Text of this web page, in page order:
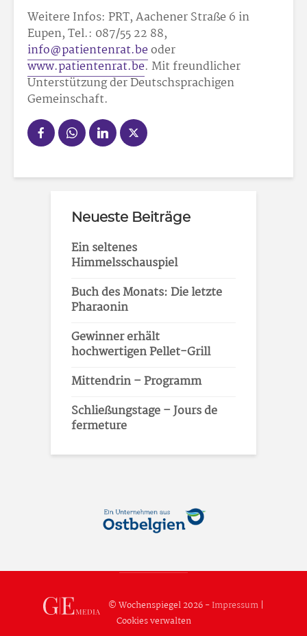
Weitere Infos: PRT, Aachener Straße 6 in
Eupen, Tel.: 087/55 22 88,
info@patientenrat.beoder
www.patientenrat.be. Mit freundlicher
Unterstützung der Deutschsprachigen
Gemeinschaft.
Neueste Beiträge
Ein seltenes
Himmelsschauspiel
Buch des Monats: Die letzte
Pharaonin
Gewinner erhält
hochwertigen Pellet-Grill
Mittendrin – Programm
Schließungstage – Jours de
fermeture
© Wochenspiegel 2026 -Impressum|
Cookies verwalten